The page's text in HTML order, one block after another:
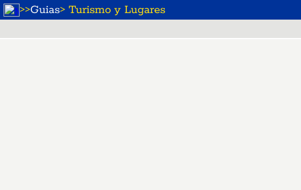
>>Guias> Turismo y Lugares